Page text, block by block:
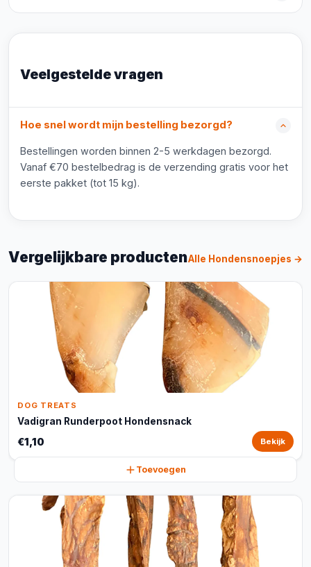
Veelgestelde vragen
Hoe snel wordt mijn bestelling bezorgd?
Bestellingen worden binnen 2-5 werkdagen bezorgd.
Vanaf €70 bestelbedrag is de verzending gratis voor het
eerste pakket (tot 15 kg).
Vergelijkbare productenAlle Hondensnoepjes →
DOG TREATS
Vadigran Runderpoot Hondensnack
€1,10 Bekijk
Toevoegen